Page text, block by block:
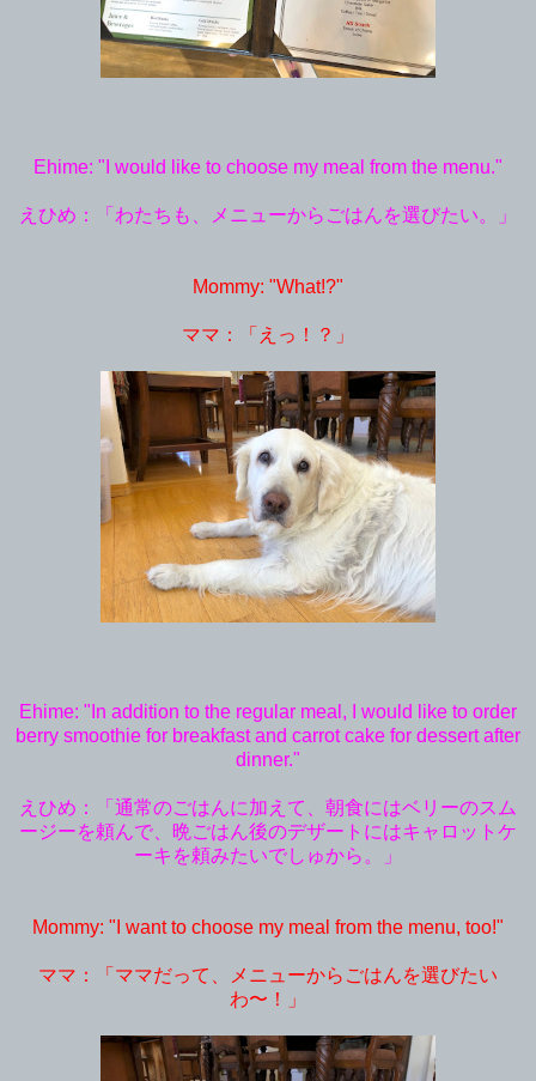
Ehime: "I would like to choose my meal from the menu."
えひめ：「わたちも、メニューからごはんを選びたい。」
Mommy: "What!?"
ママ：「えっ！？」
Ehime: "In addition to the regular meal, I would like to order
berry smoothie for breakfast and carrot cake for dessert after
dinner."
えひめ：「通常のごはんに加えて、朝食にはベリーのスム
ージーを頼んで、晩ごはん後のデザートにはキャロットケ
ーキを頼みたいでしゅから。」
Mommy: "I want to choose my meal from the menu, too!"
ママ：「ママだって、メニューからごはんを選びたい
わ〜！」